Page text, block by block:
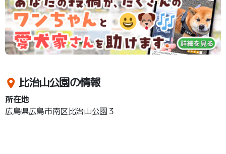
比治山公園の情報
所在地
広島県広島市南区比治山公園３